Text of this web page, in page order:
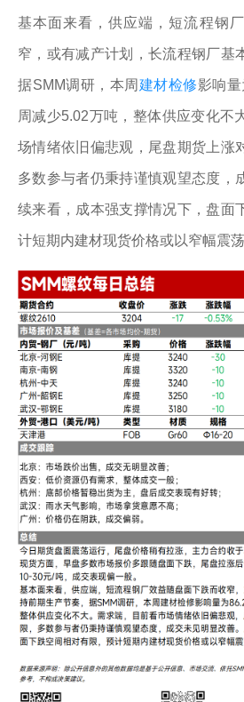
基本面来看，供应端，短流程钢
窄，或有减产计划，长流程钢厂基
据SMM调研，本周 建材检修影响
周减少5.02万吨，整体供应变化不
场情绪依旧偏悲观，尾盘期货上涨
多数参与者仍秉持谨慎观望态度，
续来看，成本强支撑情况下，盘面
计短期内建材现货价格或以窄幅震荡